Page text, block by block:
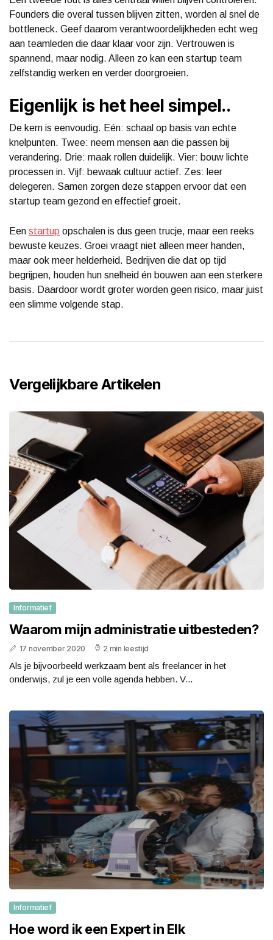
Founders die overal tussen blijven zitten, worden al snel de
bottleneck. Geef daarom verantwoordelijkheden echt weg
aan teamleden die daar klaar voor zijn. Vertrouwen is
spannend, maar nodig. Alleen zo kan een startup team
zelfstandig werken en verder doorgroeien.
Eigenlijk is het heel simpel..
De kern is eenvoudig. Eén: schaal op basis van echte
knelpunten. Twee: neem mensen aan die passen bij
verandering. Drie: maak rollen duidelijk. Vier: bouw lichte
processen in. Vijf: bewaak cultuur actief. Zes: leer
delegeren. Samen zorgen deze stappen ervoor dat een
startup team gezond en effectief groeit.
Een startup opschalen is dus geen trucje, maar een reeks
bewuste keuzes. Groei vraagt niet alleen meer handen,
maar ook meer helderheid. Bedrijven die dat op tijd
begrijpen, houden hun snelheid én bouwen aan een sterkere
basis. Daardoor wordt groter worden geen risico, maar juist
een slimme volgende stap.
Vergelijkbare Artikelen
Informatief
Waarom mijn administratie uitbesteden?
17 november 2020 2 min leestijd
Als je bijvoorbeeld werkzaam bent als freelancer in het
onderwijs, zul je een volle agenda hebben. V...
Informatief
Hoe word ik een Expert in Elk